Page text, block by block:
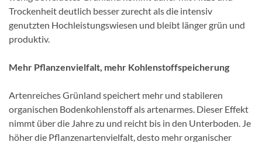
Trockenheit deutlich besser zurecht als die intensiv
genutzten Hochleistungswiesen und bleibt länger grün und
produktiv.
Mehr Pflanzenvielfalt, mehr Kohlenstoffspeicherung
Artenreiches Grünland speichert mehr und stabileren
organischen Bodenkohlenstoff als artenarmes. Dieser Effekt
nimmt über die Jahre zu und reicht bis in den Unterboden. Je
höher die Pflanzenartenvielfalt, desto mehr organischer